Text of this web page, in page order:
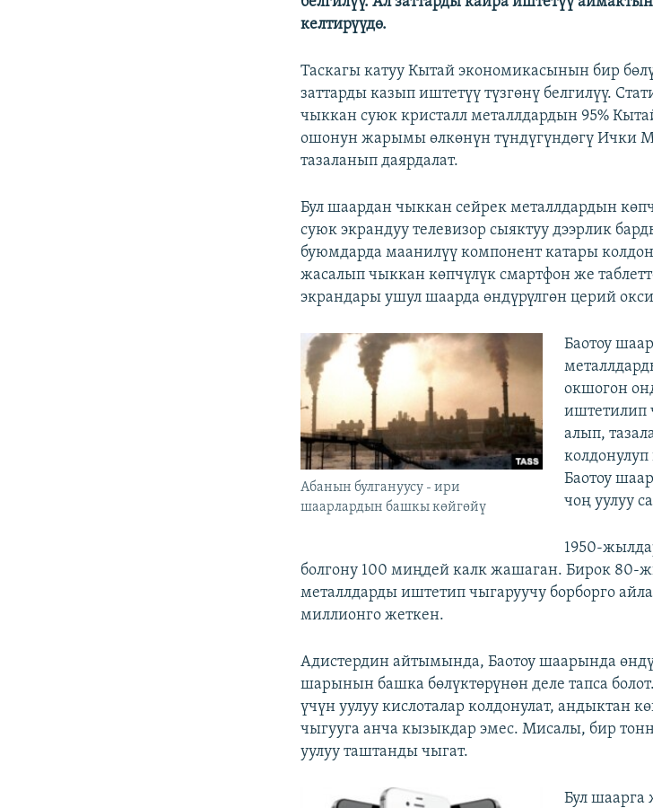
келтирүүдө.
Таскагы катуу Кытай экономикасынын бир
заттарды казып иштетүү түзгөнү белгилүү.
чыккан суюк кристалл металлдардын 95%
ошонун жарымы өлкөнүн түндүгүндөгү Ички
тазаланып даярдалат.
Бул шаардан чыккан сейрек металлдардын
суюк экрандуу телевизор сыяктуу дээрлик
буюмдарда маанилүү компонент катары
жасалып чыккан көпчүлүк смартфон же
экрандары ушул шаарда өндүрүлгөн церий
Абанын булгануусу - ири
шаарлардын башкы көйгөйү
Баотоу
окшогон
иштетилип
алып,
Баотоу
чоң уулуу
1950-
болгону 100 миңдей калк жашаган. Бирок 80-
металлдарды иштетип чыгаруучу борборго
миллионго жеткен.
Адистердин айтымында, Баотоу шаарында
шарынын башка бөлүктөрүнөн деле тапса
үчүн уулуу кислоталар колдонулат, андыктан
чыгууга анча кызыкдар эмес. Мисалы, бир
уулуу таштанды чыгат.
Бул шаарга